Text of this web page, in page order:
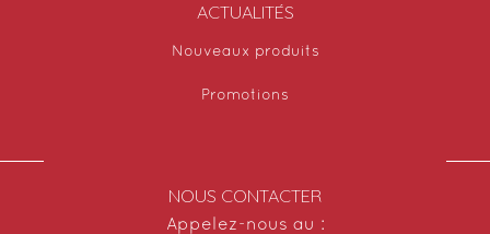
ACTUALITÉS
Nouveaux produits
Promotions
NOUS CONTACTER
Appelez-nous au :